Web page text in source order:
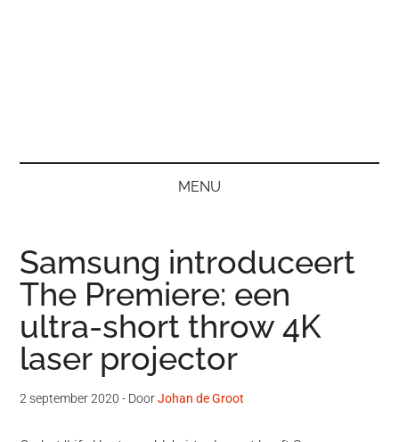
MENU
Samsung introduceert
The Premiere: een
ultra-short throw 4K
laser projector
2 september 2020 - DoorJohan de Groot